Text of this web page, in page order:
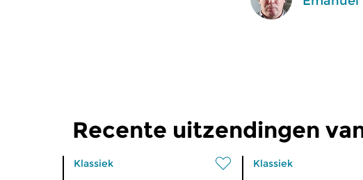
Recente uitzendingen
Klassiek Klassiek